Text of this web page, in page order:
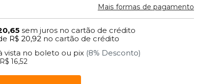
Mais formas de pagamento
sem juros no cartão de crédito
R$ 20,92 no cartão de crédito
vista no boleto ou pix (8% Desconto)
R$ 16,52